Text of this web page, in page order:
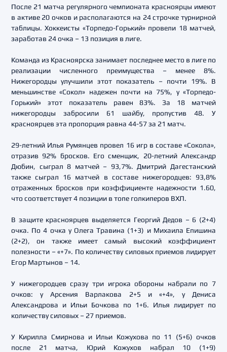
После 21 матча регулярного чемпионата красноярцы имеют
в активе 20 очков и располагаются на 24 строчке турнирной
таблицы. Хоккеисты «Торпедо-Горький» провели 18 матчей,
заработав 24 очка – 13 позиция в лиге.
Команда из Красноярска занимает последнее место в лиге по
реализации численного преимущества – менее 8%.
Нижегородцы улучшили этот показатель – почти 19%. В
меньшинстве «Сокол» надежен почти на 75%, у «Торпедо-
Горький» этот показатель равен 83%. За 18 матчей
нижегородцы забросили 61 шайбу, пропустив 48. У
красноярцев эта пропорция равна 44-57 за 21 матч.
29-летний Илья Румянцев провел 16 игр в составе «Сокола»,
отразив 92% бросков. Его сменщик, 20-летний Александр
Дюбин, сыграл 8 матчей – 93,7%. Дмитрий Дагестанский
также сыграл 16 матчей в составе нижегородцев: 93,8%
отраженных бросков при коэффициенте надежности 1.60,
что соответствует 4 позиции в топе голкиперов ВХЛ.
В защите красноярцев выделяется Георгий Дедов – 6 (2+4)
очка. По 4 очка у Олега Травина (1+3) и Михаила Епишина
(2+2), он также имеет самый высокий коэффициент
полезности – «+7». По количеству силовых приемов лидирует
Егор Мартынов – 14.
У нижегородцев сразу три игрока обороны набрали по 7
очков: у Арсения Варлакова 2+5 и «+4», у Дениса
Александрова и Ильи Бочкова по 1+6. Илья лидирует по
количеству силовых – 27 приемов.
У Кирилла Смирнова и Ильи Кожухова по 11 (5+6) очков
после 21 матча, Юрий Кожухов набрал 10 (1+9)